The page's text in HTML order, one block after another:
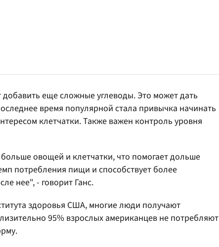
добавить еще сложные углеводы. Это может дать
время популярной стала привычка начинать
клетчатки. Также важен контроль уровня
овощей и клетчатки, что помогает дольше
потребления пищи и способствует более
нее", - говорит Ганс.
здоровья США, многие люди получают
95% взрослых американцев не потребляют